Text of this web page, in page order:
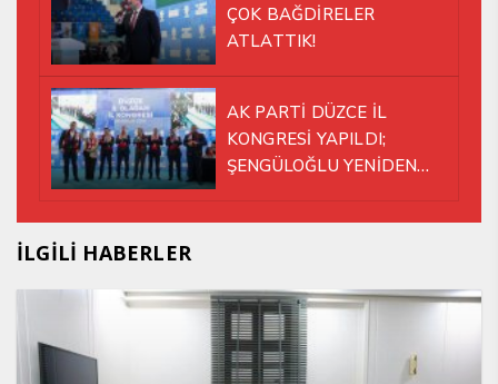
ÇOK BAĞDİRELER
ATLATTIK!
AK PARTİ DÜZCE İL
KONGRESİ YAPILDI;
ŞENGÜLOĞLU YENİDEN
İLGİLİ HABERLER